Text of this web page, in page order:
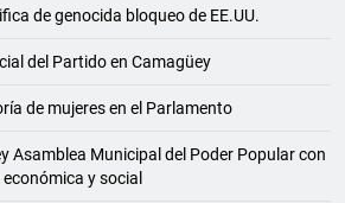
de genocida bloqueo de EE.UU.
del Partido en Camagüey
de mujeres en el Parlamento
Asamblea Municipal del Poder Popular con
y social